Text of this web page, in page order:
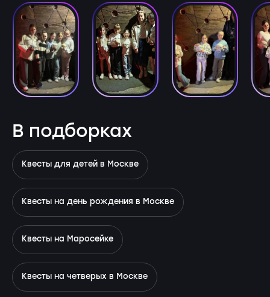
В подборках
Квесты для детей в Москве
Квесты на день рождения в Москве
Квесты на Маросейке
Квесты на четверых в Москве